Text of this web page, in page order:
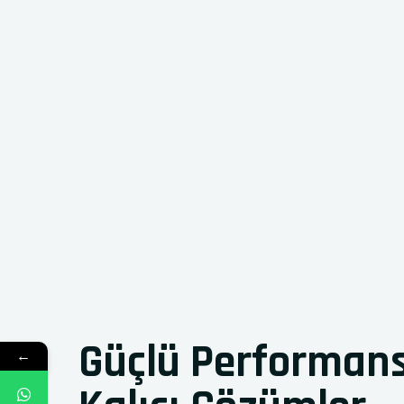
Güçlü
←